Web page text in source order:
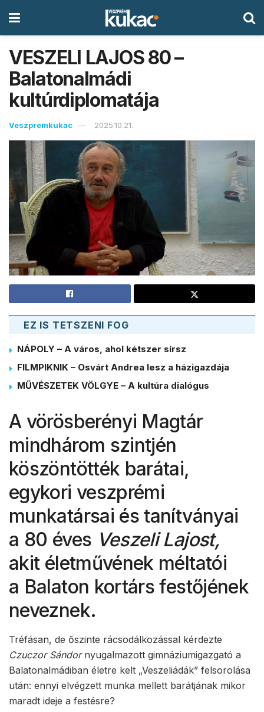
VESZELI LAJOS 80 –
Balatonalmádi
kultúrdiplomatája
Veszpremkukac 2025.10.21.
EZ IS TETSZENI FOG
NÁPOLY – A város, ahol kétszer sírsz
FILMPIKNIK – Osvárt Andrea lesz a házigazdája
MŰVÉSZETEK VÖLGYE – A kultúra dialógus
A vörösberényi Magtár
mindhárom szintjén
köszöntötték barátai,
egykori veszprémi
munkatársai és tanítványai
a 80 éves Veszeli Lajost,
akit életművének méltatói
a Balaton kortárs festőjének
neveznek.
Tréfásan, de őszinte rácsodálkozással kérdezte
Czuczor Sándornyugalmazott gimnáziumigazgató a
Balatonalmádiban életre kelt „Veszeliádák” felsorolása
után: ennyi elvégzett munka mellett barátjának mikor
maradt ideje a festésre?